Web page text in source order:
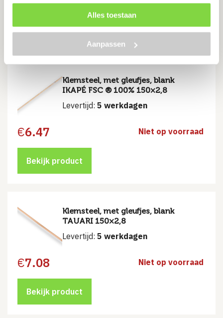
Alles toestaan
Aanpassen
Bekijk product
Klemsteel, met gleufjes, blank
IKAPÉ FSC ® 100% 150×2,8
Levertijd: 5 werkdagen
€6.47 Niet op voorraad
Bekijk product
Klemsteel, met gleufjes, blank
TAUARI 150×2,8
Levertijd: 5 werkdagen
€7.08 Niet op voorraad
Bekijk product